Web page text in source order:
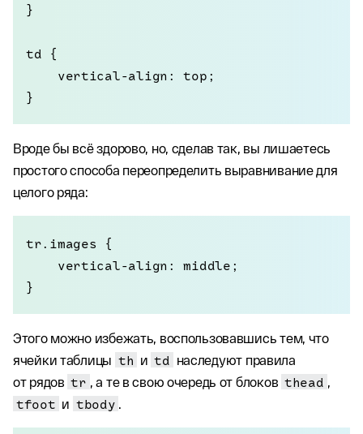
}
td {
    vertical-align: top;
}
Вроде бы всё здорово, но, сделав так, вы лишаетесь
простого способа переопределить выравнивание для
целого ряда:
tr.images {
    vertical-align: middle;
}
Этого можно избежать, воспользовавшись тем, что
ячейки таблицы th и td наследуют правила
от рядов tr , а те в свою очередь от блоков thead
tfoot и tbody